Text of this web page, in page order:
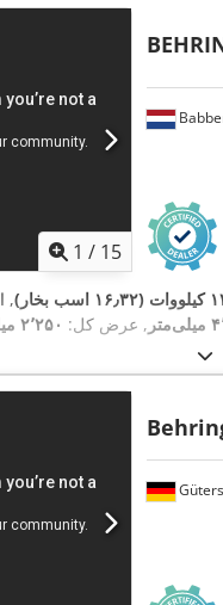
1 / 15
اسب بخار) ,
, عرض کل: ۲٬۲۵۰ میلی‌متر